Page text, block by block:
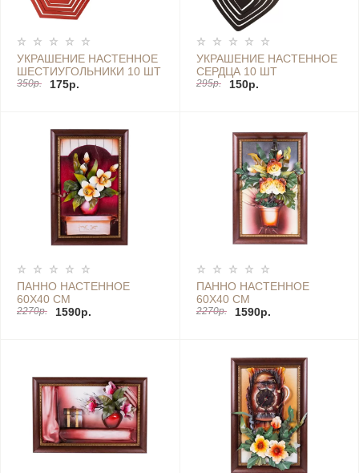
УКРАШЕНИЕ НАСТЕННОЕ
ШЕСТИУГОЛЬНИКИ 10 ШТ
350р. 175р.
УКРАШЕНИЕ НАСТЕННОЕ
СЕРДЦА 10 ШТ
295р. 150р.
ПАННО НАСТЕННОЕ
60Х40 СМ
2270р. 1590р.
ПАННО НАСТЕННОЕ
60Х40 СМ
2270р. 1590р.